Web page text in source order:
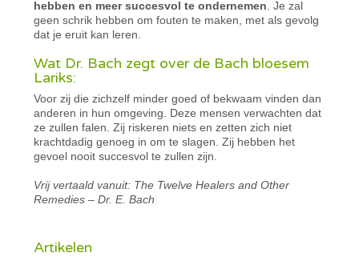
hebben en meer succesvol te ondernemen . Je zal
geen schrik hebben om fouten te maken, met als gevolg
dat je eruit kan leren.
Wat Dr. Bach zegt over de Bach bloesem
Lariks:
Voor zij die zichzelf minder goed of bekwaam vinden dan
anderen in hun omgeving. Deze mensen verwachten dat
ze zullen falen. Zij riskeren niets en zetten zich niet
krachtdadig genoeg in om te slagen. Zij hebben het
gevoel nooit succesvol te zullen zijn.
Vrij vertaald vanuit: The Twelve Healers and Other
Remedies – Dr. E. Bach
Artikelen